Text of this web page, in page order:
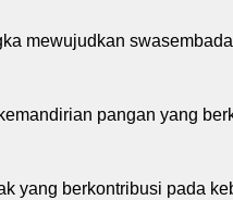
mewujudkan
pangan yang
yang berkontribusi pada